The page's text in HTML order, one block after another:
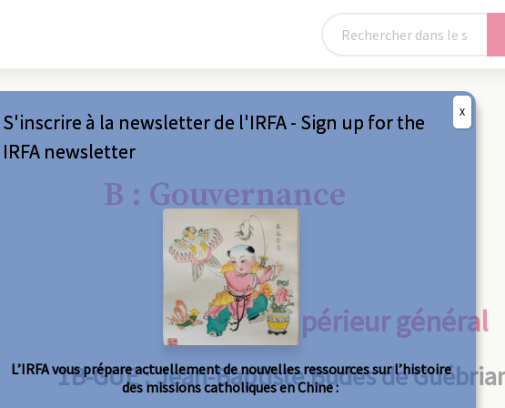
B : Gouvernance
1B : Supérieur général
1B-GUE : Jean-Baptiste Budes de
S'inscrire à la newsletter de l'IRFA - Sign up for the
IRFA newsletter
L’IRFA vous prépare actuellement de nouvelles ressources sur l’histoire
des missions catholiques en Chine :
X